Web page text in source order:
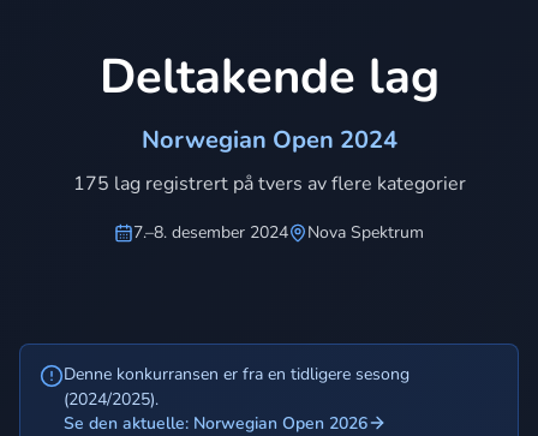
Deltakende lag
Norwegian Open 2024
175 lag registrert på tvers av flere kategorier
7.–8. desember 2024 Nova Spektrum
Denne konkurransen er fra en tidligere sesong
(2024/2025).
Se den aktuelle: Norwegian Open 2026